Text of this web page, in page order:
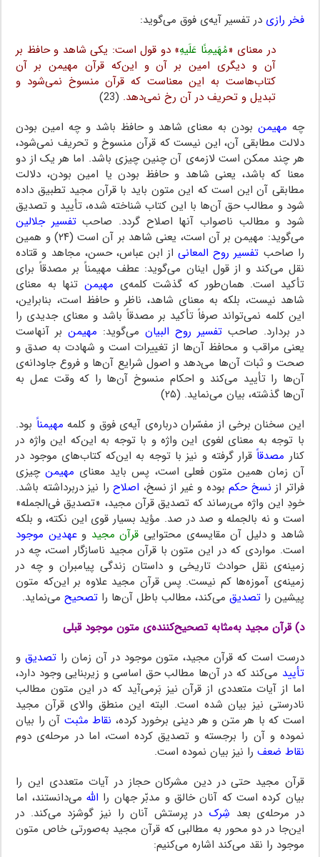
فخر رازی در تفسیر آیه‌ی فوق می‌گوید:
در معنای «مُهَیمِنًا عَلَیهِ» دو قول است: یکی شاهد و حافظ بر
آن و دیگری امین بر آن و این‌که قرآن مهیمن بر آن
کتاب‌هاست به این معناست که قرآن منسوخ نمی‌شود و
تبدیل و تحریف در آن رخ نمی‌دهد. (23)
چه مهیمن بودن به معنای شاهد و حافظ باشد و چه امین بودن
دلالت مطابقی آن، این نیست که قرآن منسوخ و تحریف نمی‌شود،
هر چند ممکن است لازمه‌ی آن چنین چیزی باشد. اما هر یک از دو
معنا که باشد، یعنی شاهد و حافظ بودن یا امین بودن، دلالت
مطابقی آن این است که این متون باید با قرآن مجید تطبیق داده
شود و مطالب حق آن‌ها با این کتاب شناخته شده، تأیید و تصدیق
شود و مطالب ناصواب آنها اصلاح گردد. صاحبتفسیر جلالین
می‌گوید: مهیمن بر آن است، یعنی شاهد بر آن است (۲۴) و همین
را صاحب تفسیر روح المعانیاز ابن عباس، حسن، مجاهد و قتاده
نقل می‌کند و از قول اینان می‌گوید: عطف مهیمناً بر مصدقاً برای
تأکید است. همان‌طور که گذشت کلمه‌ی مهیمنتنها به معنای
شاهد نیست، بلکه به معنای شاهد، ناظر و حافظ است، بنابراین،
این کلمه نمی‌تواند صرفاً تأکید بر مصدقاً باشد و معنای جدیدی را
در بردارد. صاحبتفسیر روح البیانمی‌گوید: مهیمنبر آنهاست
یعنی مراقب و محافظ آن‌ها از تغییرات است و شهادت به صدق و
صحت و ثبات آن‌ها می‌دهد و اصول شرایع آن‌ها و فروع جاودانه‌ی
آن‌ها را تأیید می‌کند و احکام منسوخ آن‌ها را که وقت عمل به
آن‌ها گذشته، بیان می‌نماید. (۲۵)
این سخنان برخی از مفسّران درباره‌ی آیه‌ی فوق و کلمه مهیمناً بود.
با توجه به معنای لغوی این واژه و با توجه به این‌که این واژه در
کنار مصدقاًقرار گرفته و نیز با توجه به این‌که کتاب‌های موجود در
آن زمان همین متون فعلی است، پس باید معنای مهیمنچیزی
فراتر از نسخ حکمبوده و غیر از نسخ، اصلاحرا نیز دربرداشته باشد.
خودِ این واژه می‌رساند که تصدیق قرآن مجید، «تصدیق فی‌الجمله»
است و نه بالجمله و صد در صد. مؤید بسیار قوی این نکته، و بلکه
شاهد و دلیل آن مقایسه‌ی محتوایی قرآن مجید وعهدین موجود
است. مواردی که در این متون با قرآن مجید ناسازگار است، چه در
زمینه‌ی نقل حوادث تاریخی و داستان زندگی پیامبران و چه در
زمینه‌ی آموزه‌ها کم نیست. پس قرآن مجید علاوه بر این‌که متون
پیشین راتصدیق می‌کند، مطالب باطل آن‌ها راتصحیح می‌نماید.
د) قرآن مجید به‌مثابه تصحیح‌کننده‌ی متون موجود قبلی
درست است که قرآن مجید، متون موجود در آن زمان را تصدیقو
تأیید می‌کند که در آن‌ها مطالب حق اساسی و زیربنایی وجود دارد،
اما از آیات متعددی از قرآن نیز بَرمی‌آید که در این متون مطالب
نادرستی نیز بیان شده است. البته این منطق والای قرآن مجید
است که با هر متن و هر دینی برخورد کرده، نقاط مثبت آن را بیان
نموده و آن را برجسته و تصدیق کرده است، اما در مرحله‌ی دوم
نقاط ضعف را نیز بیان نموده است.
قرآن مجید حتی در دین مشرکان حجاز در آیات متعددی این را
بیان کرده است که آنان خالق و مدبّر جهان را اللهمی‌دانستند، اما
در مرحله‌ی بعد شِرک در پرستش آنان را نیز گوشزد می‌کند. در
این‌جا در دو محور به مطالبی که قرآن مجید به‌صورتی خاص متون
موجود را نقد می‌کند اشاره می‌کنیم: